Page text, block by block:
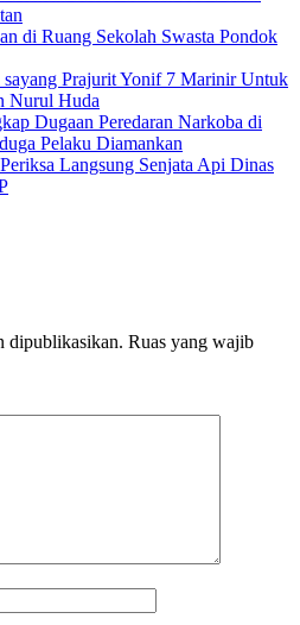
di Ruang Sekolah Swasta Pondok
Prajurit Yonif 7 Marinir Untuk
Nurul Huda
Dugaan Peredaran Narkoba di
Pelaku Diamankan
Langsung Senjata Api Dinas
dipublikasikan. Ruas yang wajib